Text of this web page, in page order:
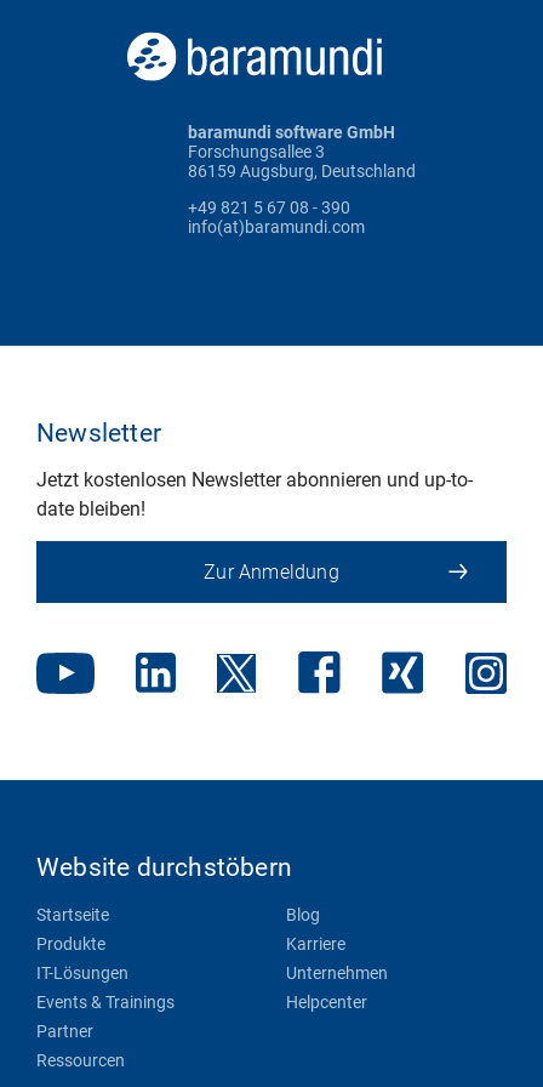
baramundi software GmbH
Forschungsallee 3
86159 Augsburg, Deutschland
+49 821 5 67 08 - 390
info(at)baramundi.com
Newsletter
Jetzt kostenlosen Newsletter abonnieren und up-to-
date bleiben!
Zur Anmeldung
Website durchstöbern
Startseite
Produkte
IT-Lösungen
Events & Trainings
Partner
Ressourcen
Blog
Karriere
Unternehmen
Helpcenter